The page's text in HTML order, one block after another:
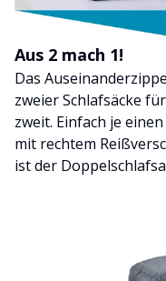
Aus 2 mach 1!
Das
zweier Schlafsäcke
zweit. Einfach je
mit rechtem
ist der